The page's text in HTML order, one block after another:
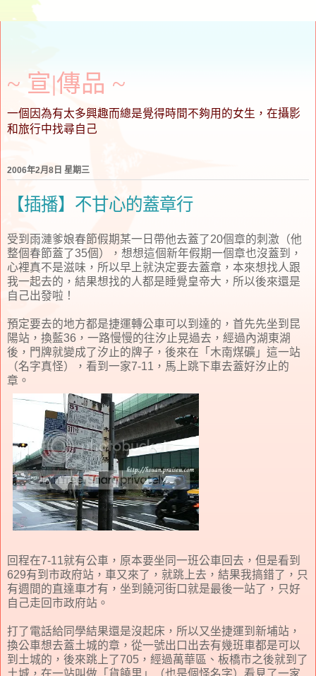
~ 宣∣傳品 ~
一個因為有太多興趣而總是覺得時間不夠用的女生，在攝影
和旅行中找尋自己
2006年2月8日 星期三
【插播】不甘心的蓋章行
受到雨漣爹娘春節假期某一日帶他去蓋了20個章的刺激（他
整個春節蓋了35個），想想這個新年假期一個章也沒蓋到，
心裡真不是滋味，所以早上就決定要去蓋章，本來想找人跟
我一起去的，結果想找的人都是睡覺皇帝大，所以後來還是
自己出發啦！
預定要去的地方都是捷運轉公車可以到達的，首先先坐到昆
陽站，換藍36，一路慢慢的往汐止晃過去，經過內湖東湖
後，門牌就變成了汐止的牌子，後來在「木南煤礦」這一站
（名字真怪），看到一家7-11，馬上跳下車去蓋好汐止的
章。
回程在7-11就有公車，原本要坐同一班公車回去，但是看到
629有到市政府站，車又來了，就跳上去，結果我搞錯了，只
有週間的直達車才有，坐到饒河街口就是最後一站了，只好
自己走回市政府站。
打了電話給同學結果還是沒起床，所以又坐捷運到新埔站，
換公車想去蓋土城的章，從一號出口出去有幾班車都是可以
到土城的，後來跳上了705，經過萬華區、板橋市之後就到了
土城，在一站叫做「貨饒里」（也是個怪名字）看見了一家